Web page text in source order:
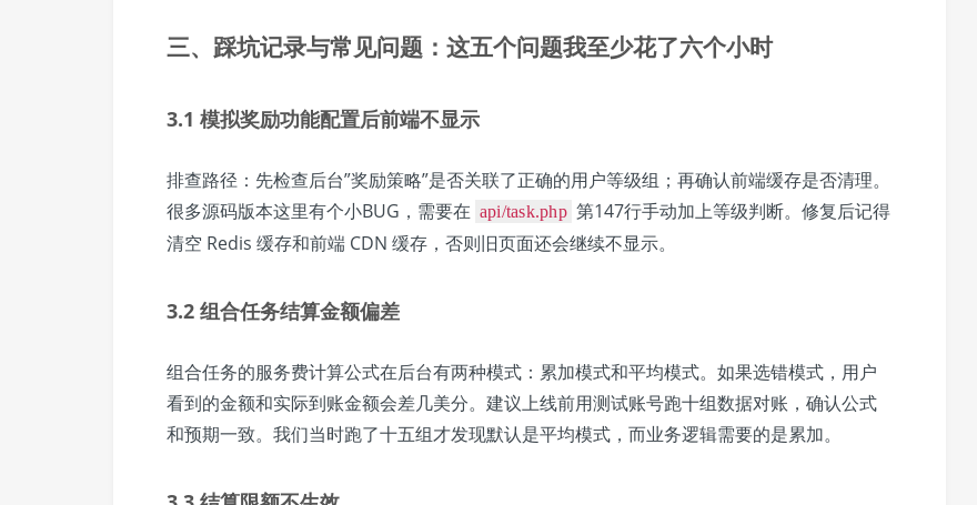
三、踩坑记录与常见问题：这五个问题我至少花了六个小时
3.1 模拟奖励功能配置后前端不显示
排查路径：先检查后台”奖励策略”是否关联了正确的用户等级组；再确认前端缓存是否清理。
很多源码版本这里有个小BUG，需要在 api/task.php 第147行手动加上等级判断。修复后记得
清空 Redis 缓存和前端 CDN 缓存，否则旧页面还会继续不显示。
3.2 组合任务结算金额偏差
组合任务的服务费计算公式在后台有两种模式：累加模式和平均模式。如果选错模式，用户
看到的金额和实际到账金额会差几美分。建议上线前用测试账号跑十组数据对账，确认公式
和预期一致。我们当时跑了十五组才发现默认是平均模式，而业务逻辑需要的是累加。